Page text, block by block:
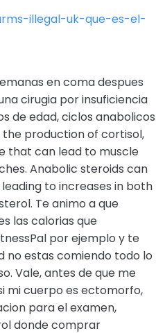
illegal-uk-que-es-el-
en coma despues
cirugia por insuficiencia
de edad, ciclos anabolicos
production of cortisol,
that can lead to muscle
Anabolic steroids can
to increases in both
Te animo a que
las calorias que
por ejemplo y te
no estas comiendo todo lo
Vale, antes de que me
mi cuerpo es ectomorfo,
para el examen,
donde comprar